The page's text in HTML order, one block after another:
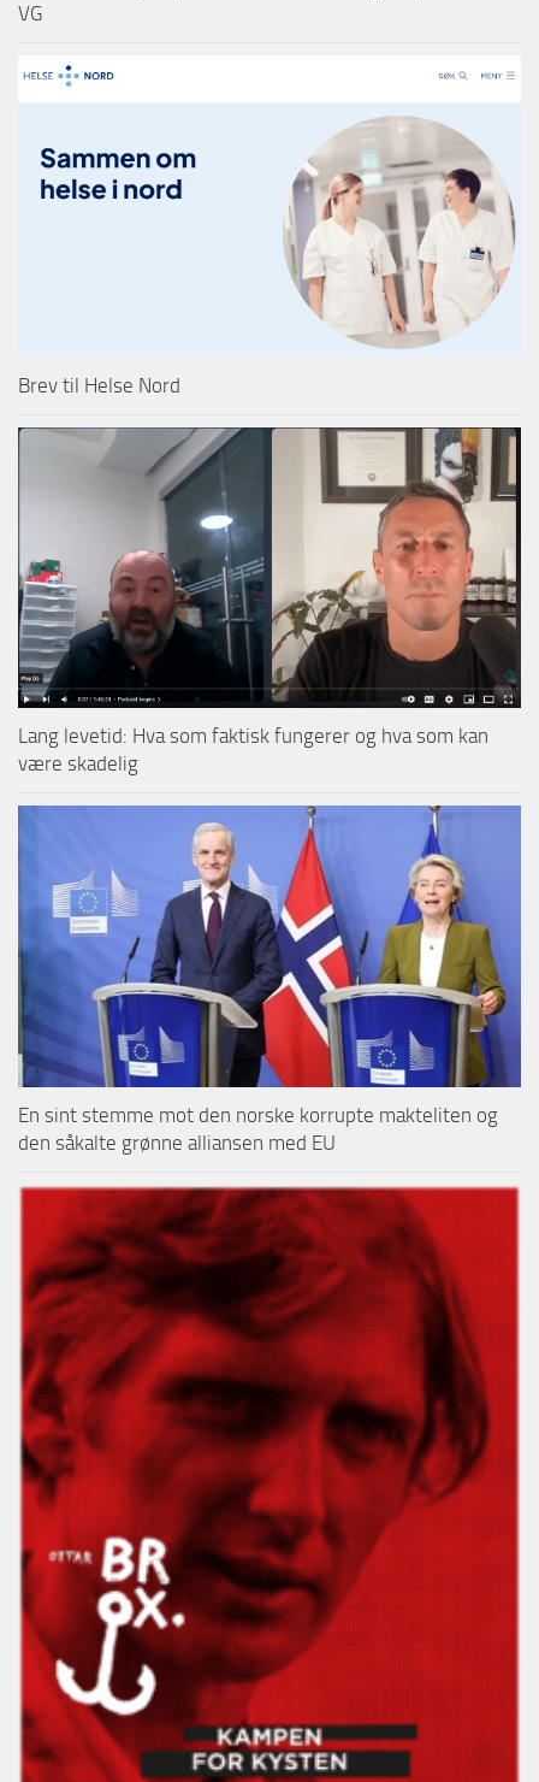
VG
Brev til Helse Nord
Lang levetid: Hva som faktisk fungerer og hva som kan
være skadelig
En sint stemme mot den norske korrupte makteliten og
den såkalte grønne alliansen med EU